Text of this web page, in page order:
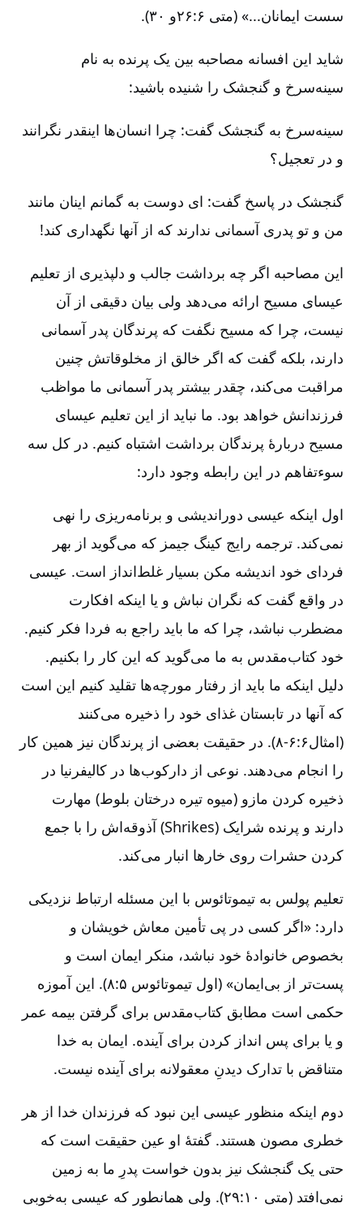
سست ایمانان...» (متی ۶:‏۲۶و ۳۰).
شاید این افسانه مصاحبه بین یک پرنده به نام
سینه‌سرخ و گنجشک را شنیده باشید:‏
سینه‌سرخ به گنجشک گفت:‏ چرا انسان‌ها اینقدر نگرانند
و در تعجیل؟
گنجشک در پاسخ گفت:‏ ای دوست به گمانم اینان مانند
من و تو پدری آسمانی ندارند که از آنها نگهداری کند!
این مصاحبه اگر چه برداشت جالب و دلپذیری از تعلیم
عیسای مسیح ارائه می‌دهد ولی بیان دقیقی از آن
نیست، چرا که مسیح نگفت که پرندگان پدر آسمانی
دارند، بلکه گفت که اگر خالق از مخلوقاتش چنین
مراقبت می‌کند، چقدر بیشتر پدر آسمانی ما مواظب
فرزندانش خواهد بود. ما نباید از این تعلیم عیسای
مسیح دربارۀ پرندگان برداشت اشتباه کنیم. در کل سه
سوءتفاهم در این رابطه وجود دارد:‏
اول اینکه عیسی دوراندیشی و برنامه‌ریزی را نهی
نمی‌کند. ترجمه رایج کینگ جیمز که می‌گوید از بهر
فردای خود اندیشه مکن بسیار غلط‌انداز است. عیسی
در واقع گفت که نگران نباش و یا اینکه افکارت
مضطرب نباشد، چرا که ما باید راجع به فردا فکر کنیم.
خود کتاب‌مقدس به ما می‌گوید که این کار را بکنیم.
دلیل اینکه ما باید از رفتار مورچه‌ها تقلید کنیم این است
که آنها در تابستان غذای خود را ذخیره می‌کنند
(امثال۶:‏۶-‏‏‏‏۸). در حقیقت بعضی از پرندگان نیز همین کار
را انجام می‌دهند. نوعی از دارکوب‌ها در کالیفرنیا در
ذخیره کردن مازو (میوه تیره درختان بلوط) مهارت
دارند و پرنده شرایک (Shrikes) آذوقه‌اش را با جمع
کردن حشرات روی خارها انبار می‌کند.
تعلیم پولس به تیموتائوس با این مسئله ارتباط نزدیکی
دارد:‏ «اگر کسی در پی تأمین معاش خویشان و
بخصوص خانوادۀ خود نباشد، منکر ایمان است و
پست‌تر از بی‌ایمان» (اول تیموتائوس ۵:‏۸). این آموزه
حکمی است مطابق کتاب‌مقدس برای گرفتن بیمه عمر
و یا برای پس انداز کردن برای آینده. ایمان به خدا
متناقض با تدارک دیدنِ معقولانه برای آینده نیست.
دوم اینکه منظور عیسی این نبود که فرزندان خدا از هر
خطری مصون هستند. گفتۀ او عین حقیقت است که
حتی یک گنجشک نیز بدون خواست پدرِ ما به زمین
نمی‌افتد (متی ۱۰:‏۲۹). ولی همانطور که عیسی به‌خوبی